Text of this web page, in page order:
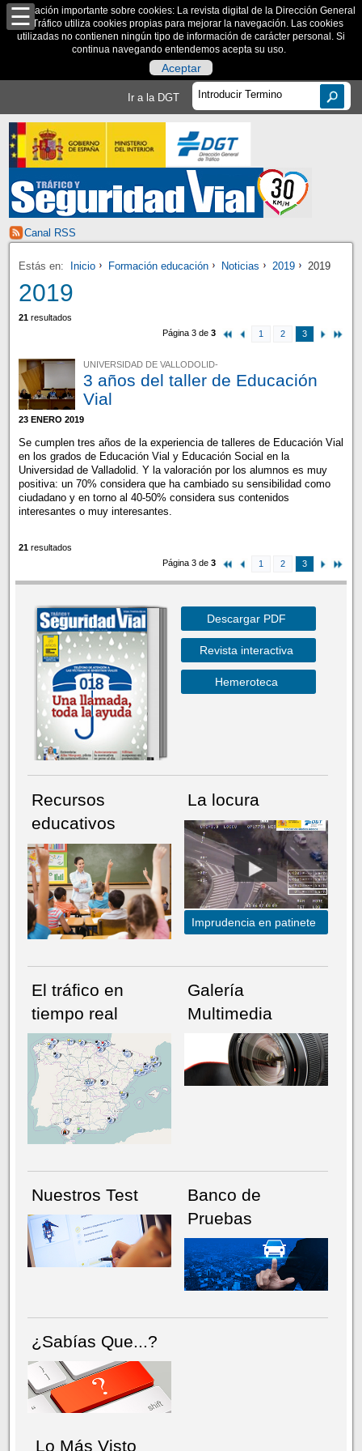
Información importante sobre cookies: La revista digital de la Dirección General
de Tráfico utiliza cookies propias para mejorar la navegación. Las cookies
utilizadas no contienen ningún tipo de información de carácter personal. Si
continua navegando entendemos acepta su uso.
Aceptar
Ir a la DGT
Canal RSS
Estás en: Inicio Formación educación Noticias 2019 2019
2019
21resultados
Página 3 de3 1 2 3
UNIVERSIDAD DE VALLODOLID-
3 años del taller de Educación
Vial
23 ENERO 2019
Se cumplen tres años de la experiencia de talleres de Educación Vial
en los grados de Educación Vial y Educación Social en la
Universidad de Valladolid. Y la valoración por los alumnos es muy
positiva: un 70% considera que ha cambiado su sensibilidad como
ciudadano y en torno al 40-50% considera sus contenidos
interesantes o muy interesantes.
21resultados
Página 3 de3 1 2 3
NÚMERO ACTUALHEMEROTECA
Descargar PDF
Revista interactiva
Hemeroteca
Recursos
educativos
La locura
Imprudencia en patinete
El tráfico en
tiempo real
Galería
Multimedia
Nuestros Test
Banco de
Pruebas
¿Sabías Que...?
Lo Más Visto